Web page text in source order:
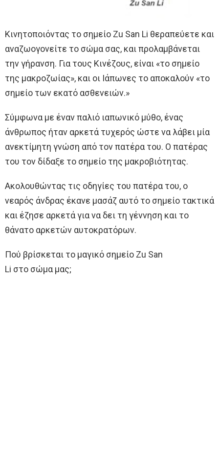
Κινητοποιόντας το σημείο Zu San Li θεραπεύετε και
αναζωογονείτε το σώμα σας, και προλαμβάνεται
την γήρανση. Για τους Κινέζους, είναι «το σημείο
της μακροζωίας», και οι Ιάπωνες το αποκαλούν «το
σημείο των εκατό ασθενειών.»
Σύμφωνα με έναν παλιό ιαπωνικό μύθο, ένας
άνθρωπος ήταν αρκετά τυχερός ώστε να λάβει μία
ανεκτίμητη γνώση από τον πατέρα του. Ο πατέρας
του τον δίδαξε το σημείο της μακροβιότητας.
Ακολουθώντας τις οδηγίες του πατέρα του, ο
νεαρός άνδρας έκανε μασάζ αυτό το σημείο τακτικά
και έζησε αρκετά για να δει τη γέννηση και το
θάνατο αρκετών αυτοκρατόρων.
Πού βρίσκεται το μαγικό σημείο Zu San
Li στο σώμα μας;